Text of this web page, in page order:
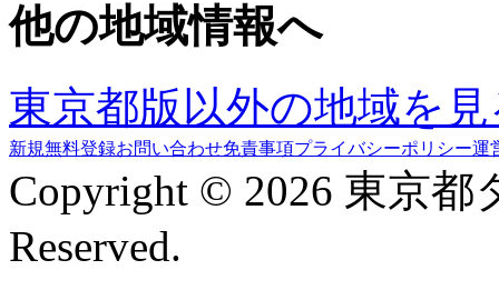
他の地域情報へ
東京都版以外の地域を
新規無料登録お問い合わせ免責事項プライバシーポリシー運
Copyright © 2026 東京
Reserved.